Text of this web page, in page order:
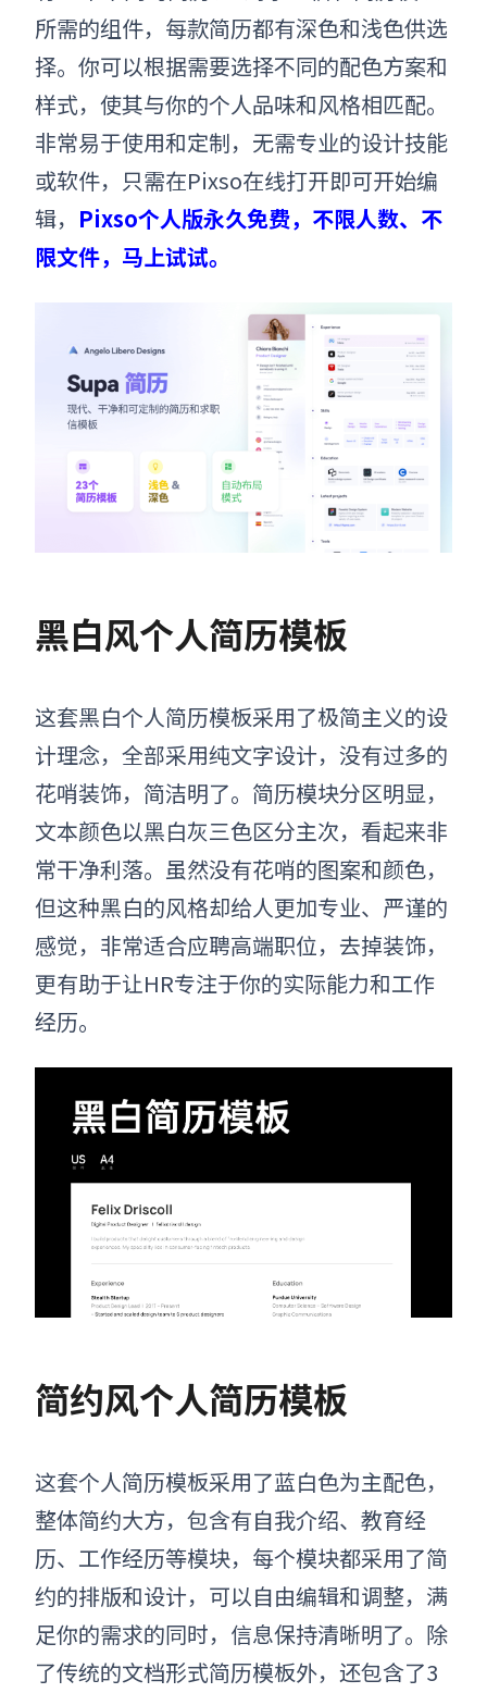
所需的组件，每款简历都有深色和浅色供选
择。你可以根据需要选择不同的配色方案和
样式，使其与你的个人品味和风格相匹配。
非常易于使用和定制，无需专业的设计技能
或软件，只需在Pixso在线打开即可开始编
辑， Pixso个人版永久免费，不限人数、不
限文件，马上试试。
黑白风个人简历模板
这套黑白个人简历模板采用了极简主义的设
计理念，全部采用纯文字设计，没有过多的
花哨装饰，简洁明了。简历模块分区明显，
文本颜色以黑白灰三色区分主次，看起来非
常干净利落。虽然没有花哨的图案和颜色，
但这种黑白的风格却给人更加专业、严谨的
感觉，非常适合应聘高端职位，去掉装饰，
更有助于让HR专注于你的实际能力和工作
经历。
简约风个人简历模板
这套个人简历模板采用了蓝白色为主配色，
整体简约大方，包含有自我介绍、教育经
历、工作经历等模块，每个模块都采用了简
约的排版和设计，可以自由编辑和调整，满
足你的需求的同时，信息保持清晰明了。除
了传统的文档形式简历模板外，还包含了3